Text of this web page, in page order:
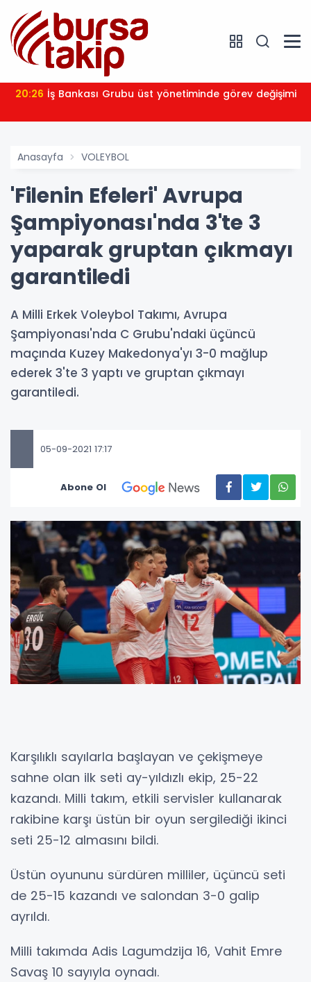
20:26 İş Bankası Grubu üst yönetiminde görev değişimi
Anasayfa VOLEYBOL
'Filenin Efeleri' Avrupa
Şampiyonası'nda 3'te 3
yaparak gruptan çıkmayı
garantiledi
A Milli Erkek Voleybol Takımı, Avrupa
Şampiyonası'nda C Grubu'ndaki üçüncü
maçında Kuzey Makedonya'yı 3-0 mağlup
ederek 3'te 3 yaptı ve gruptan çıkmayı
garantiledi.
05-09-2021 17:17
Abone Ol
Karşılıklı sayılarla başlayan ve çekişmeye
sahne olan ilk seti ay-yıldızlı ekip, 25-22
kazandı. Milli takım, etkili servisler kullanarak
rakibine karşı üstün bir oyun sergilediği ikinci
seti 25-12 almasını bildi.
Üstün oyununu sürdüren milliler, üçüncü seti
de 25-15 kazandı ve salondan 3-0 galip
ayrıldı.
Milli takımda Adis Lagumdzija 16, Vahit Emre
Savaş 10 sayıyla oynadı.